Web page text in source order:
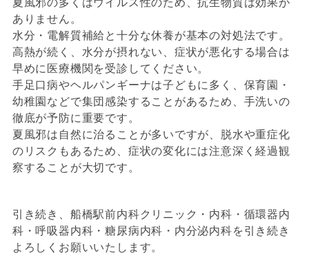
夏風邪の多くはウイルス性のため、抗生物質は効果が
ありません。
水分・電解質補給と十分な休養が基本の対処法です。
高熱が続く、水分が摂れない、症状が悪化する場合は
早めに医療機関を受診してください。
手足口病やヘルパンギーナは子どもに多く、保育園・
幼稚園などで集団感染することがあるため、手洗いの
徹底が予防に重要です。
夏風邪は自然に治ることが多いですが、脱水や重症化
のリスクもあるため、症状の変化には注意深く経過観
察することが大切です。
引き続き、船橋駅前内科クリニック・内科・循環器内
科・呼吸器内科・糖尿病内科・内分泌内科を引き続き
よろしくお願いいたします。